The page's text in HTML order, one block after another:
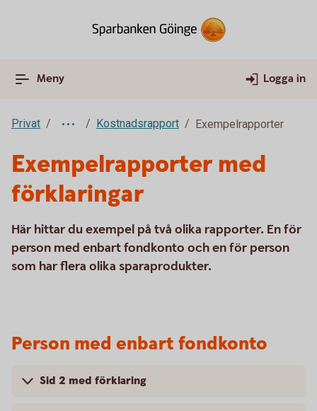
Meny Logga in
Privat Kostnadsrapport Exempelrapporter
Exempelrapporter med
förklaringar
Här hittar du exempel på två olika rapporter. En för
person med enbart fondkonto och en för person
som har flera olika sparaprodukter.
Person med enbart fondkonto
Sid 2 med förklaring